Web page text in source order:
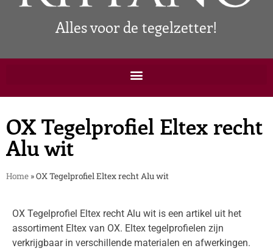
Alles voor de tegelzetter!
OX Tegelprofiel Eltex recht
Alu wit
Home »OX Tegelprofiel Eltex recht Alu wit
OX Tegelprofiel Eltex recht Alu wit is een artikel uit het
assortiment Eltex van OX. Eltex tegelprofielen zijn
verkrijgbaar in verschillende materialen en afwerkingen.